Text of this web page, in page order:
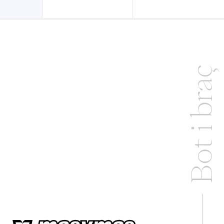
Bot i braç